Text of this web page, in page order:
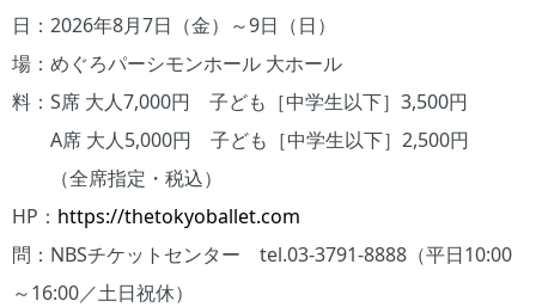
日：2026年8月7日（金）～9日（日）
場：めぐろパーシモンホール 大ホール
料：S席 大人7,000円 子ども［中学生以下］3,500円
A席 大人5,000円 子ども［中学生以下］2,500円
（全席指定・税込）
HP： https://thetokyoballet.com
問：NBSチケットセンター tel.03-3791-8888（平日10:00
～16:00／土日祝休）